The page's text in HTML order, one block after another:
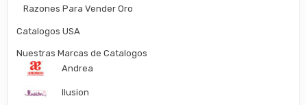
Razones Para Vender Oro
Catalogos USA
Nuestras Marcas de Catalogos
Andrea
Ilusion